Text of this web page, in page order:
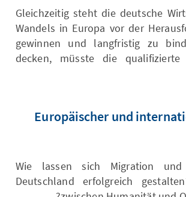
Gleichzeitig steht die deutsche
Wandels in Europa vor der
gewinnen und langfristig zu
decken, müsste die qualifizierte
Europäischer und
Wie lassen sich Migration und
Deutschland erfolgreich